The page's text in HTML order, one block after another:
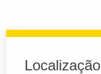
Localização